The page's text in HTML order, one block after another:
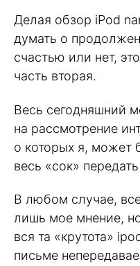
Делая обзор iPod
думать о
счастью или нет,
часть вторая.
Весь сегодняшний
на рассмотрение
о которых я, может
весь «сок»
В любом случае,
лишь мое мнение,
вся та «крутота»
письме